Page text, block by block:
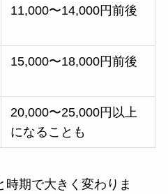
11,000〜14,000円前後
15,000〜18,000円前後
20,000〜25,000円以上
になることも
期で大きく変わりま